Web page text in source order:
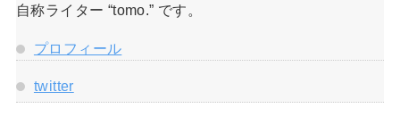
自称ライター “tomo.” です。
プロフィール
twitter